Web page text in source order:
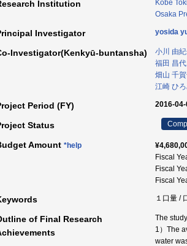
Institution Kobe
Osaka
Investigator yosida
Investigator(Kenkyū-buntansha) 小川 由
福田 昌代
畑山 千
江崎 ひ
Period (FY) 2016-
Status
Amount *help
Fiscal
Fiscal
Fiscal
１口量 /
of Final Research
The
1）The
water